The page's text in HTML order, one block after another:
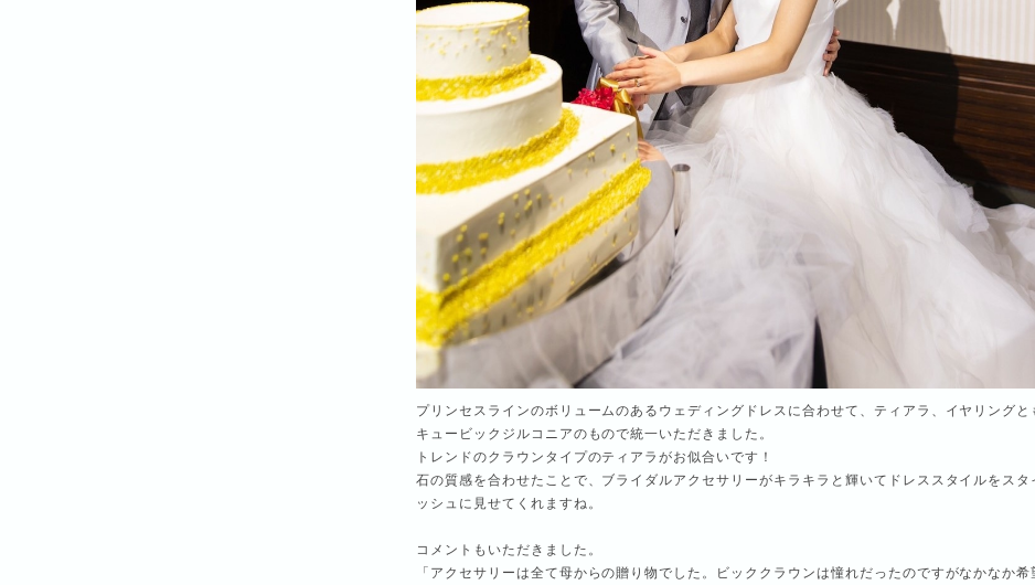
プリンセスラインのボリュームのあるウェディングドレスに合わせて、ティアラ、イヤリングと
キュービックジルコニアのもので統一いただきました。
トレンドのクラウンタイプのティアラがお似合いです！
石の質感を合わせたことで、ブライダルアクセサリーがキラキラと輝いてドレススタイルをスタ
ッシュに見せてくれますね。
コメントもいただきました。
「アクセサリーは全て母からの贈り物でした。ビッククラウンは憧れだったのですがなかなか希